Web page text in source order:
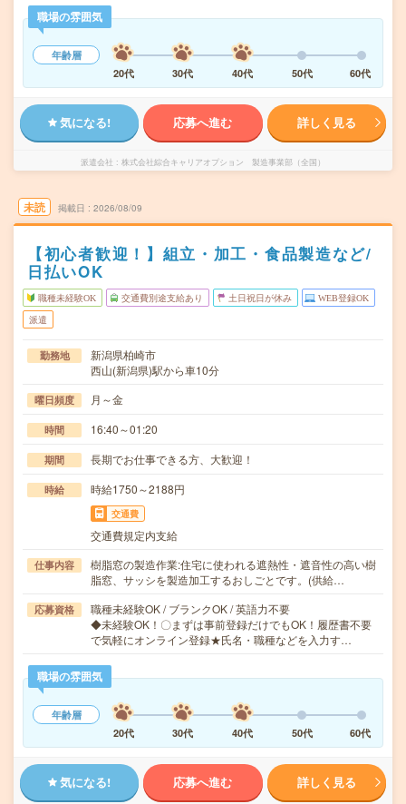
職場の雰囲気
年齢層
20代
30代 40代 50代 60代
気になる! 応募へ進む 詳しく見る
派遣会社 株式会社綜合キャリアオプション 製造事業部（全国）
未読 掲載日 2026/08/09
【初心者歓迎！】組立・加工・食品製造など/
日払いOK
職種未経験OK 交通費別途支給あり 土日祝日が休み WEB登録OK
派遣
勤務地
新潟県柏崎市
西山(新潟県)駅から車10分
曜日頻度 月～金
時間 16:40～01:20
期間 長期でお仕事できる方、大歓迎！
時給 時給1750～2188円
交通費
交通費規定内支給
仕事内容
樹脂窓の製造作業:住宅に使われる遮熱性・遮音性の高い樹
脂窓、サッシを製造加工するおしごとです。(供給…
応募資格
職種未経験OK / ブランクOK / 英語力不要
◆未経験OK！〇まずは事前登録だけでもOK！履歴書不要
で気軽にオンライン登録★氏名・職種などを入力す…
職場の雰囲気
年齢層
20代
30代 40代 50代 60代
気になる! 応募へ進む 詳しく見る